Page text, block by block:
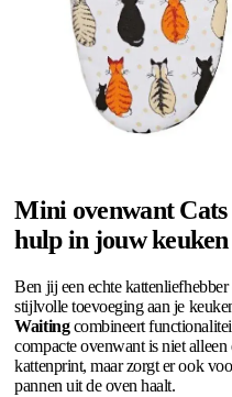
Mini ovenwant
hulp in jouw keuken
Ben jij een echte
stijlvolle toevoeging aan je
Waitingcombineert
compacte ovenwant is niet alleen
kattenprint, maar zorgt er ook
pannen uit de oven haalt.